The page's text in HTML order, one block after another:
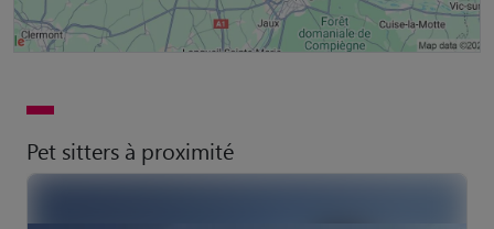
Pet sitters à proximité